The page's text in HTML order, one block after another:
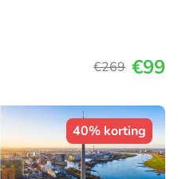
€269 €99
40% korting